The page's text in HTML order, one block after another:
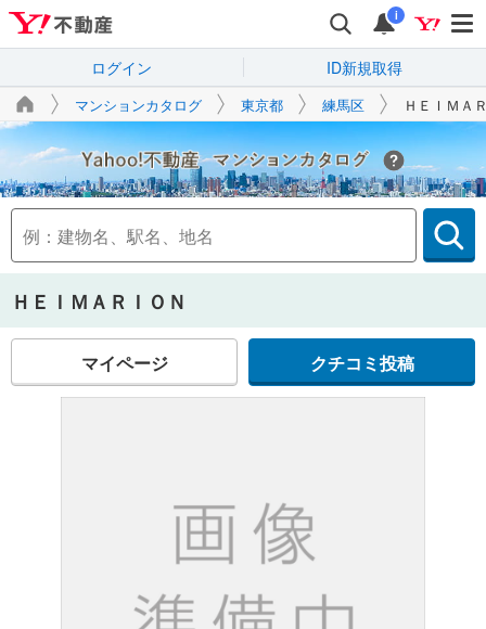
i
ログイン ID新規取得
マンションカタログ 東京都 練馬区 ＨＥＩＭＡ
Yahoo!不動産
ＨＥＩＭＡＲＩＯＮ
マイページ クチコミ投稿